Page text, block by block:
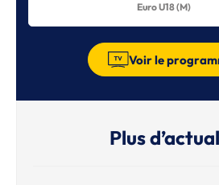
Euro U18 (M)
Voir le
Plus